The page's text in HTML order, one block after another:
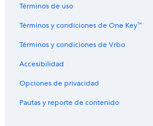
Hoteles en Dunfermline
Hoteles en Carnock
Hoteles de Best Western en Pool of
Hoteles en Braco
Casas de campo en Estación de
Términos de uso
Términos y condiciones de One Key™
Términos y condiciones de Vrbo
Accesibilidad
Opciones de privacidad
Pautas y reporte de contenido